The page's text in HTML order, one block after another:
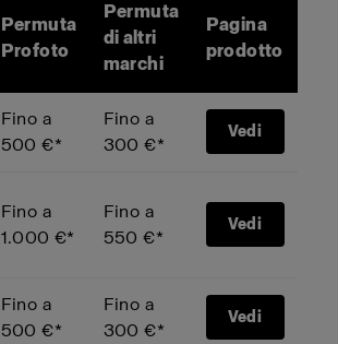
Permuta
Profoto
Permuta
di altri
marchi
Pagina
prodotto
Fino a
500 €*
Fino a
300 €*
Vedi
Fino a
1.000 €*
Fino a
550 €*
Vedi
Fino a
500 €*
Fino a
300 €*
Vedi